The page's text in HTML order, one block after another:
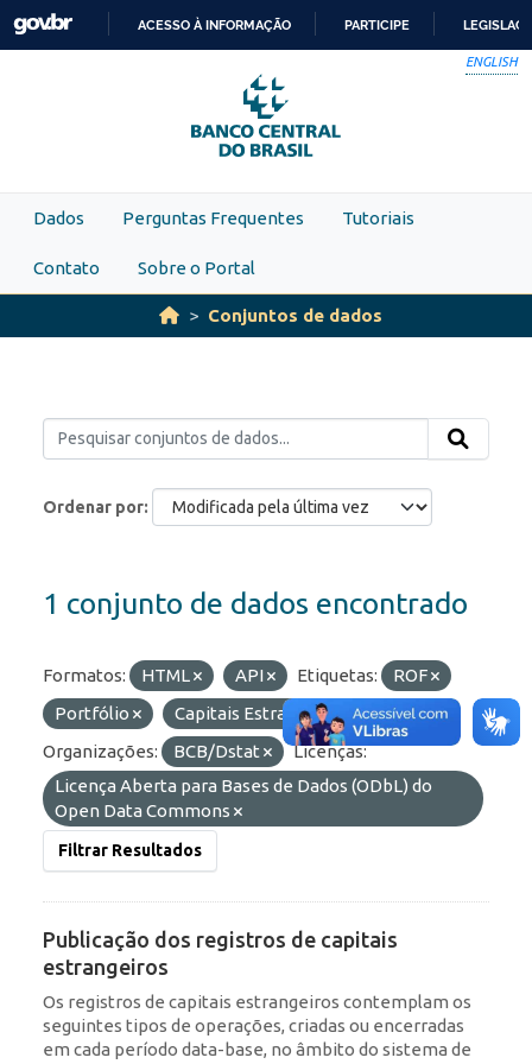
Skip to main content
PARA
O
CONTEÚDO
ACESSO À INFORMAÇÃO PARTICIPE
ENGLISH
Dados Perguntas Frequentes Tutoriais
Contato Sobre o Portal
Conjuntos de dados
Ordenar por
1 conjunto de dados encontrado
Formatos: HTML API Etiquetas:
ROF
Portfólio
Capitais Estrangeiros
IED
Organizações:
BCB/Dstat
Licenças:
Licença Aberta para Bases de Dados (ODbL) do
Open Data Commons
Filtrar Resultados
Publicação dos registros de capitais
estrangeiros
Os registros de capitais estrangeiros contemplam os
seguintes tipos de operações, criadas ou encerradas
em cada período data-base, no âmbito do sistema de